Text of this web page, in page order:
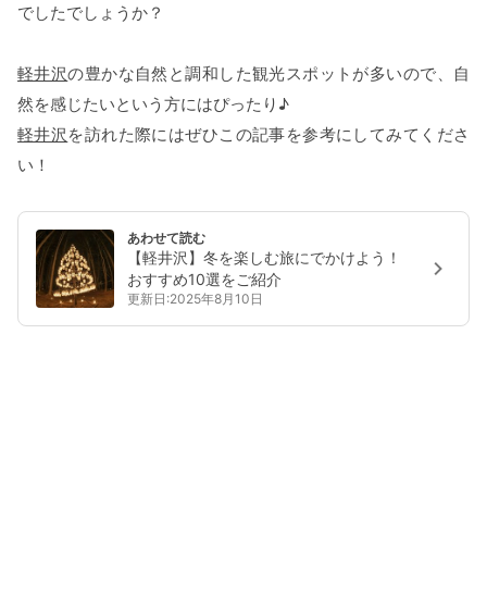
でしたでしょうか？
軽井沢の豊かな自然と調和した観光スポットが多いので、自
然を感じたいという方にはぴったり♪
軽井沢 を訪れた際にはぜひこの記事を参考にしてみてくださ
い！
あわせて読む
【軽井沢】冬を楽しむ旅にでかけよう！
おすすめ10選をご紹介
更新日:2025年8月10日